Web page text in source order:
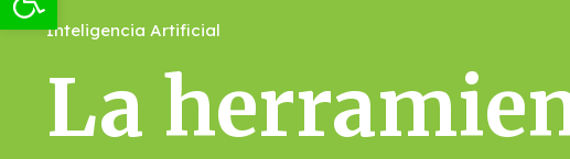
Inteligencia Artificial
La